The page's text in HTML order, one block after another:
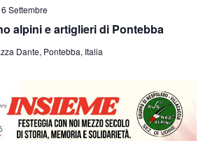
alpini e artiglieri di Pontebba
6 Settembre
Dante, Pontebba, Italia